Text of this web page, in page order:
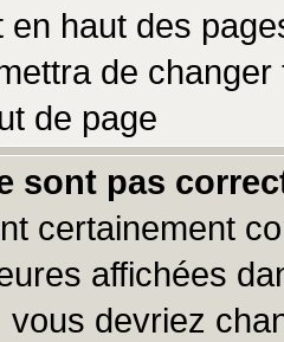
en haut des
de
de page
sont pas
certainement
affichées
vous devriez